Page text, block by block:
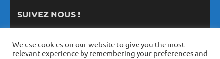
SUIVEZ NOUS !
We use cookies on our website to give you the most
relevant experience by remembering your preferences and